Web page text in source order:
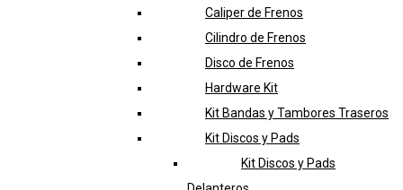
Caliper de Frenos
Cilindro de Frenos
Disco de Frenos
Hardware Kit
Kit Bandas y Tambores Traseros
Kit Discos y Pads
Kit Discos y Pads